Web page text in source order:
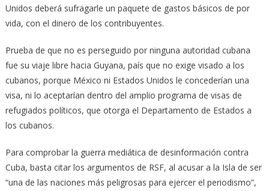
Unidos deberá sufragarle un paquete de gastos básicos de por
vida, con el dinero de los contribuyentes.
Prueba de que no es perseguido por ninguna autoridad cubana
fue su viaje libre hacia Guyana, país que no exige visado a los
cubanos, porque México ni Estados Unidos le concederían una
visa, ni lo aceptarían dentro del amplio programa de visas de
refugiados políticos, que otorga el Departamento de Estados a
los cubanos.
Para comprobar la guerra mediática de desinformación contra
Cuba, basta citar los argumentos de RSF, al acusar a la Isla de ser
“una de las naciones más peligrosas para ejercer el periodismo”,